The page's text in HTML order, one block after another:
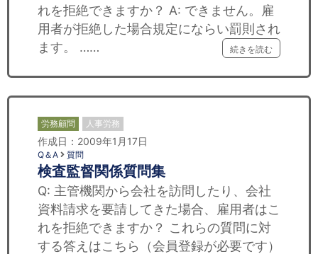
れを拒絶できますか？ A: できません。雇
用者が拒絶した場合規定にならい罰則され
ます。 ……
続きを読む
労務顧問 人事労務
作成日：2009年1月17日
Q＆A 質問
検査監督関係質問集
Q: 主管機関から会社を訪問したり、会社
資料請求を要請してきた場合、雇用者はこ
れを拒絶できますか？ これらの質問に対
する答えはこちら（会員登録が必要です）